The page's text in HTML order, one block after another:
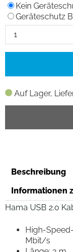
Auf Lager,
Kein
Geräteschutz
Beschreibung
Informationen
Hama USB 2.0
High-
Mbit/s